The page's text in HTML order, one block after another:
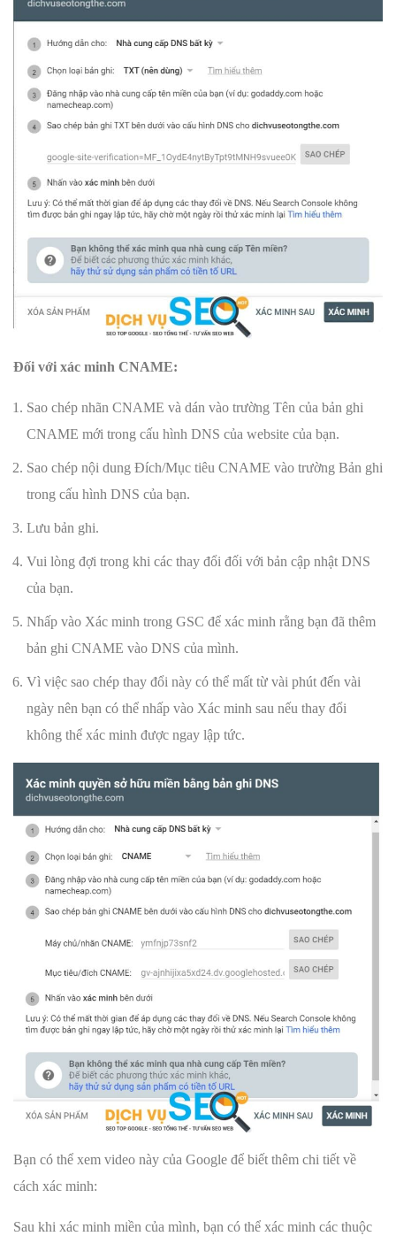
Đối với xác minh CNAME:
Sao chép nhãn CNAME và dán vào trường Tên của bản ghi
CNAME mới trong cấu hình DNS của website của bạn.
Sao chép nội dung Đích/Mục tiêu CNAME vào trường Bản ghi
trong cấu hình DNS của bạn.
Lưu bản ghi.
Vui lòng đợi trong khi các thay đổi đối với bản cập nhật DNS
của bạn.
Nhấp vào Xác minh trong GSC để xác minh rằng bạn đã thêm
bản ghi CNAME vào DNS của mình.
Vì việc sao chép thay đổi này có thể mất từ ​​vài phút đến vài
ngày nên bạn có thể nhấp vào Xác minh sau nếu thay đổi
không thể xác minh được ngay lập tức.
Bạn có thể xem video này của Google để biết thêm chi tiết về
cách xác minh:
Sau khi xác minh miền của mình, bạn có thể xác minh các thuộc